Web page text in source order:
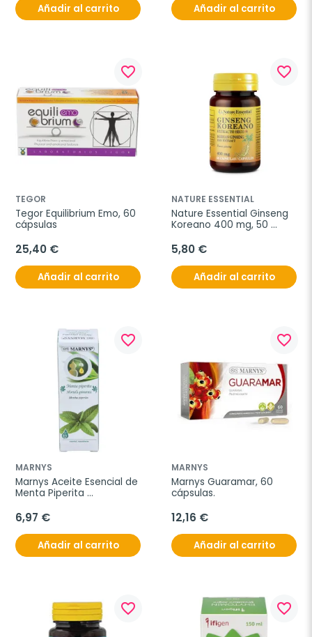
Añadir al carrito Añadir al carrito
favorite_border
TEGOR
Tegor Equilibrium Emo, 60
cápsulas
25,40 €
Añadir al carrito
favorite_border
NATURE ESSENTIAL
Nature Essential Ginseng
Koreano 400 mg, 50
5,80 €
Añadir al carrito
favorite_border
MARNYS
Marnys Aceite Esencial de
Menta Piperita
6,97 €
Añadir al carrito
favorite_border
MARNYS
Marnys Guaramar, 60
cápsulas.
12,16 €
Añadir al carrito
favorite_border favorite_border